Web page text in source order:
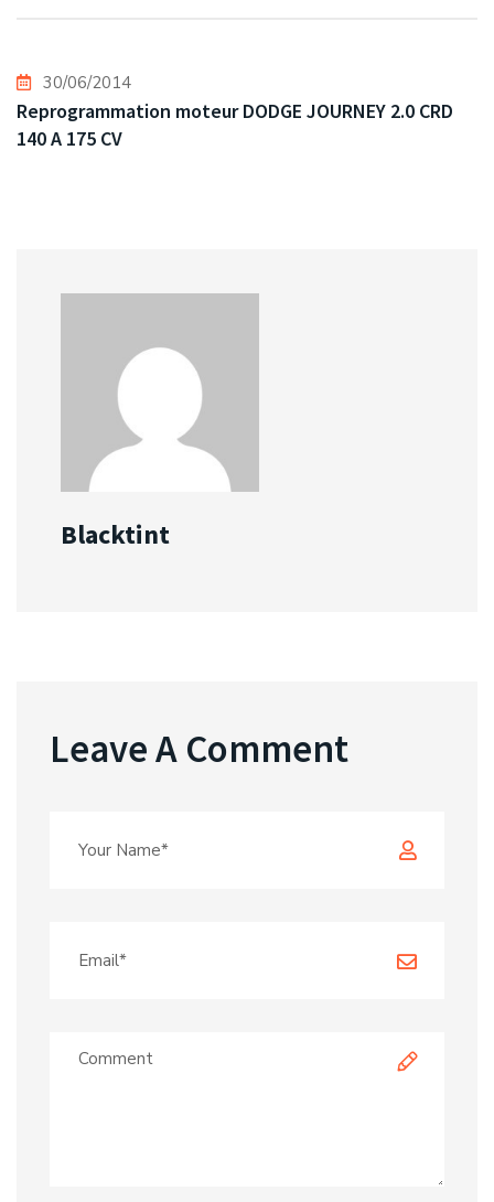
30/06/2014
Reprogrammation moteur DODGE JOURNEY 2.0 CRD
140 A 175 CV
Blacktint
Leave A Comment